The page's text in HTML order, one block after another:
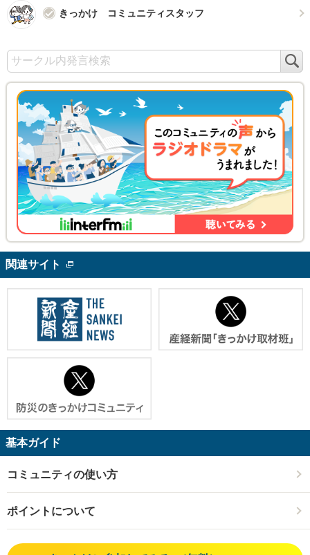
きっかけ コミュニティスタッフ
関連サイト
基本ガイド
コミュニティの使い方
ポイントについて